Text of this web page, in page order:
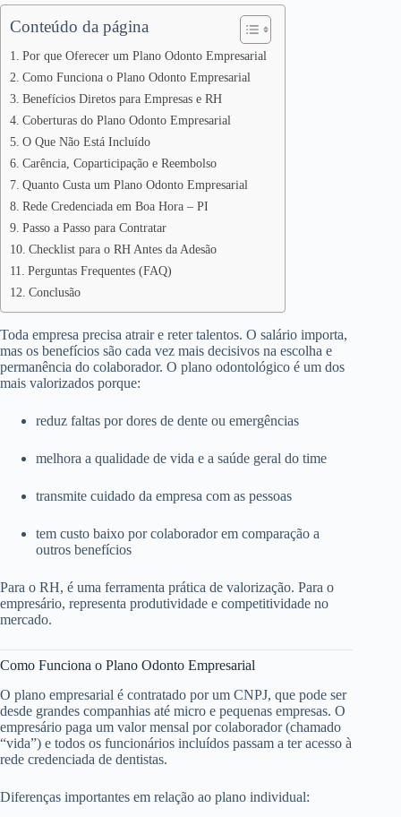
Conteúdo da página
Por que Oferecer um Plano Odonto Empresarial
Como Funciona o Plano Odonto Empresarial
Benefícios Diretos para Empresas e RH
Coberturas do Plano Odonto Empresarial
O Que Não Está Incluído
Carência, Coparticipação e Reembolso
Quanto Custa um Plano Odonto Empresarial
Rede Credenciada em Boa Hora – PI
Passo a Passo para Contratar
Checklist para o RH Antes da Adesão
Perguntas Frequentes (FAQ)
Conclusão
Toda empresa precisa atrair e reter talentos. O salário importa,
mas os benefícios são cada vez mais decisivos na escolha e
permanência do colaborador. O plano odontológico é um dos
mais valorizados porque:
reduz faltas por dores de dente ou emergências
melhora a qualidade de vida e a saúde geral do time
transmite cuidado da empresa com as pessoas
tem custo baixo por colaborador em comparação a
outros benefícios
Para o RH, é uma ferramenta prática de valorização. Para o
empresário, representa produtividade e competitividade no
mercado.
Como Funciona o Plano Odonto Empresarial
O plano empresarial é contratado por um CNPJ, que pode ser
desde grandes companhias até micro e pequenas empresas. O
empresário paga um valor mensal por colaborador (chamado
“vida”) e todos os funcionários incluídos passam a ter acesso à
rede credenciada de dentistas.
Diferenças importantes em relação ao plano individual: